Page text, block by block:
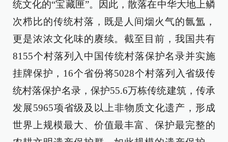
统文化的“宝藏匣”。因此，散落在中华大地上鳞
次栉比的传统村落，既是人间烟火气的氤氲，
更是浓浓文化味的赓续。截至目前，我国共有
8155个村落列入中国传统村落保护名录并实施
挂牌保护，16个省份将5028个村落列入省级传
统村落保护名录，保护55.6万栋传统建筑，传承
发展5965项省级及以上非物质文化遗产，形成
世界上规模最大、价值最丰富、保护最完整的